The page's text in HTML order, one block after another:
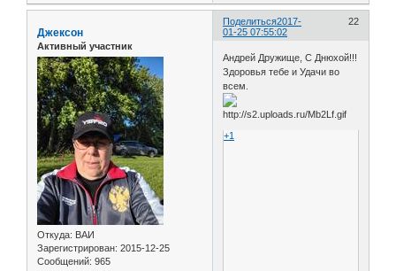
Поделиться 22
2017-
01-25 07:55:02
Джексон
Активный участник
Откуда: ВАИ
Зарегистрирован: 2015-12-25
Сообщений: 965
Андрей Дружище, С Днюхой!!!
Здоровья тебе и Удачи во
всем.
+1